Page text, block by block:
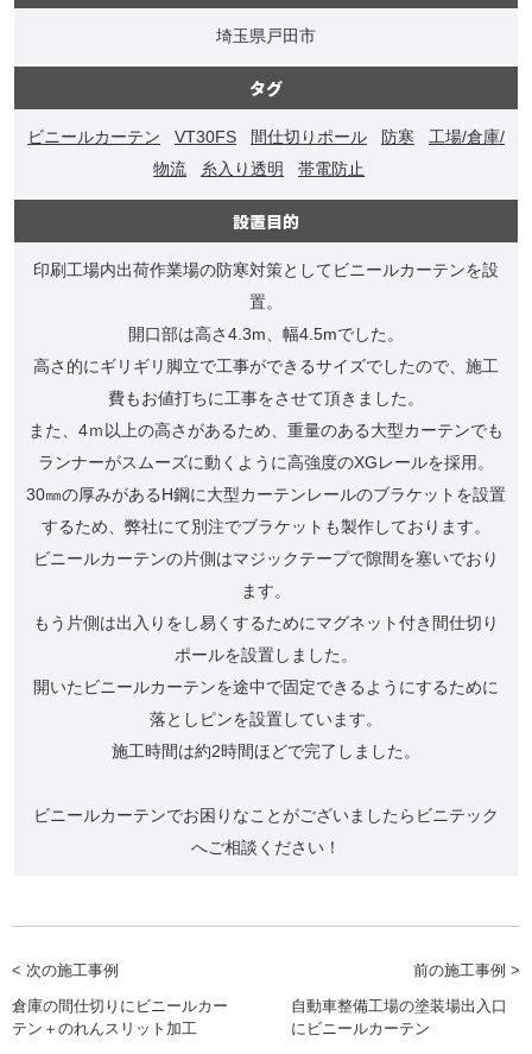
埼玉県戸田市
タグ
ビニールカーテン VT30FS 間仕切りポール 防寒
工場/倉庫/
物流
糸入り透明 帯電防止
設置目的
印刷工場内出荷作業場の防寒対策としてビニールカーテンを設
置。
開口部は高さ4.3m、幅4.5mでした。
高さ的にギリギリ脚立で工事ができるサイズでしたので、施工
費もお値打ちに工事をさせて頂きました。
また、4ｍ以上の高さがあるため、重量のある大型カーテンでも
ランナーがスムーズに動くように高強度のXGレールを採用。
30㎜の厚みがあるH鋼に大型カーテンレールのブラケットを設置
するため、弊社にて別注でブラケットも製作しております。
ビニールカーテンの片側はマジックテープで隙間を塞いでおり
ます。
もう片側は出入りをし易くするためにマグネット付き間仕切り
ポールを設置しました。
開いたビニールカーテンを途中で固定できるようにするために
落としピンを設置しています。
施工時間は約2時間ほどで完了しました。
ビニールカーテンでお困りなことがございましたらビニテック
へご相談ください！
< 次の施工事例
倉庫の間仕切りにビニールカー
テン＋のれんスリット加工
前の施工事例 >
自動車整備工場の塗装場出入口
にビニールカーテン